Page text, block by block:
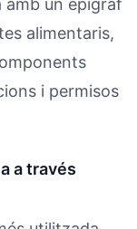
alimentaris,
i permisos
a través